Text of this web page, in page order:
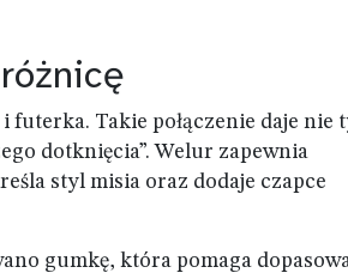
futerka. Takie połączenie daje nie
dotknięcia”. Welur zapewnia
styl misia oraz dodaje czapce
gumkę, która pomaga